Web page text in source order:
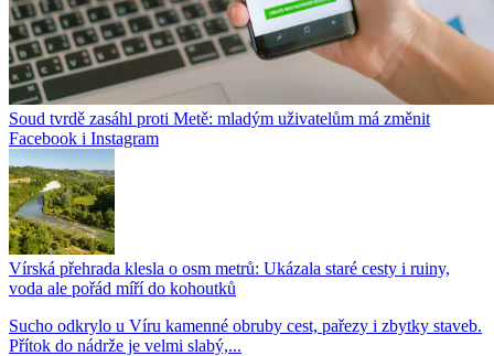
Soud tvrdě zasáhl proti Metě: mladým uživatelům má změnit
Facebook i Instagram
Vírská přehrada klesla o osm metrů: Ukázala staré cesty i ruiny,
voda ale pořád míří do kohoutků
Sucho odkrylo u Víru kamenné obruby cest, pařezy i zbytky staveb.
Přítok do nádrže je velmi slabý,...